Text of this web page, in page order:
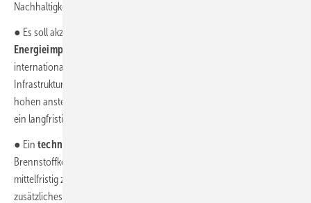
Nachhaltigkeit erfüllen.
● Es soll akzeptiert werden:
Energieimportland
internationalen Energiehandel mit grünen Molekülen in puncto
Infrastruktur und beim regulatorischen Rahmen gelegt werden. Die
hohen anstehenden Investitionen im In- und Ausland benötigen dazu
ein langfristig planbares Marktumfeld.
● Ein technologieoffener Ansatz
Brennstoffkosten zu senken, z. B. wenn auch blauer Wasserstoff
mittelfristig zugelassen würde. Auch Biogas könne als Brücke ein
zusätzliches Angebot an klimafreundlichen Gasen zu Kosten